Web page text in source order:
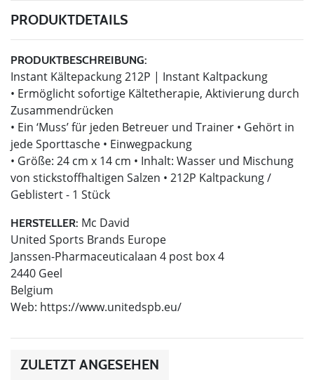
PRODUKTDETAILS
PRODUKTBESCHREIBUNG:
Instant Kältepackung 212P | Instant Kaltpackung
• Ermöglicht sofortige Kältetherapie, Aktivierung durch
Zusammendrücken
• Ein ‘Muss’ für jeden Betreuer und Trainer • Gehört in
jede Sporttasche • Einwegpackung
• Größe: 24 cm x 14 cm • Inhalt: Wasser und Mischung
von stickstoffhaltigen Salzen • 212P Kaltpackung /
Geblistert - 1 Stück
HERSTELLER: Mc David
United Sports Brands Europe
Janssen-Pharmaceuticalaan 4 post box 4
2440 Geel
Belgium
Web: https://www.unitedspb.eu/
ZULETZT ANGESEHEN